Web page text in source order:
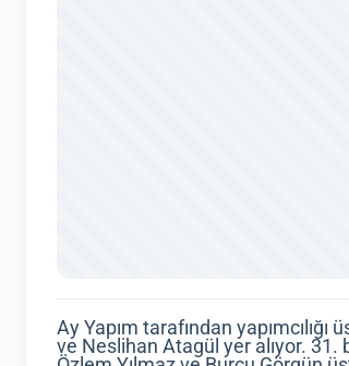
Ay Yapım tarafından
ve Neslihan Atagül yer alıyor.